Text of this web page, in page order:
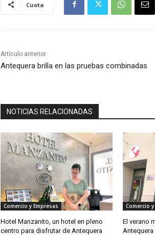
Cuota
Artículo anterior
Antequera brilla en las pruebas combinadas
NOTICIAS RELACIONADAS
Comercio y Empresas
Hotel Manzanito, un hotel en pleno
centro para disfrutar de Antequera
Comercio
El verano